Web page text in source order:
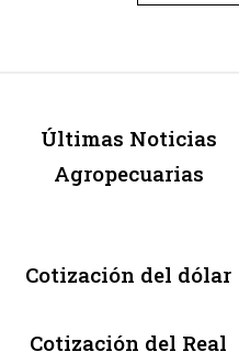
Últimas Noticias
Agropecuarias
Cotización del dólar
Cotización del Real